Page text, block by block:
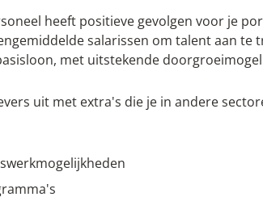
heeft positieve gevolgen voor je
salarissen om talent aan te
met uitstekende
uit met extra's die je in andere